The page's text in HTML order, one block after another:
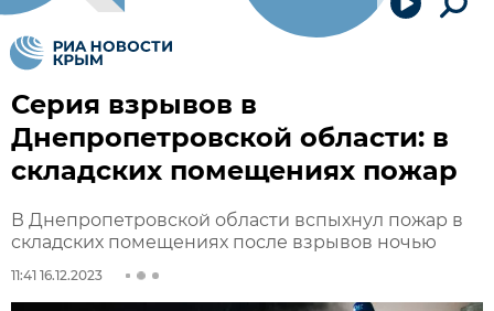
Серия взрывов в
Днепропетровской области: в
складских помещениях пожар
В Днепропетровской области вспыхнул пожар в
складских помещениях после взрывов ночью
11:41 16.12.2023